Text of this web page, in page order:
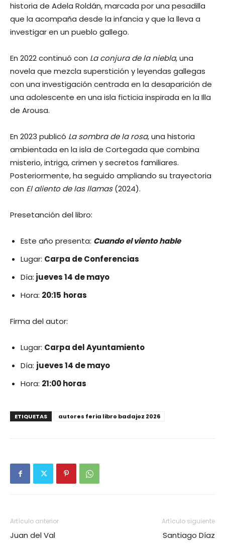
historia de Adela Roldán, marcada por una pesadilla
que la acompaña desde la infancia y que la lleva a
investigar en un pueblo gallego.
En 2022 continuó con La conjura de la niebla, una
novela que mezcla superstición y leyendas gallegas
con una investigación centrada en la desaparición de
una adolescente en una isla ficticia inspirada en la Illa
de Arousa.
En 2023 publicó La sombra de la rosa, una historia
ambientada en la isla de Cortegada que combina
misterio, intriga, crimen y secretos familiares.
Posteriormente, ha seguido ampliando su trayectoria
con El aliento de las llamas(2024).
Presetanción del libro:
Este año presenta: Cuando el viento hable
Lugar: Carpa de Conferencias
Día: jueves 14 de mayo
Hora: 20:15 horas
Firma del autor:
Lugar: Carpa del Ayuntamiento
Día: jueves 14 de mayo
Hora: 21:00 horas
ETIQUETAS autores feria libro badajoz 2026
Artículo anterior
Juan del Val
Artículo siguiente
Santiago Díaz